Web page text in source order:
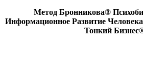
Метод Бронникова®
Информационное Развитие
Тонкий